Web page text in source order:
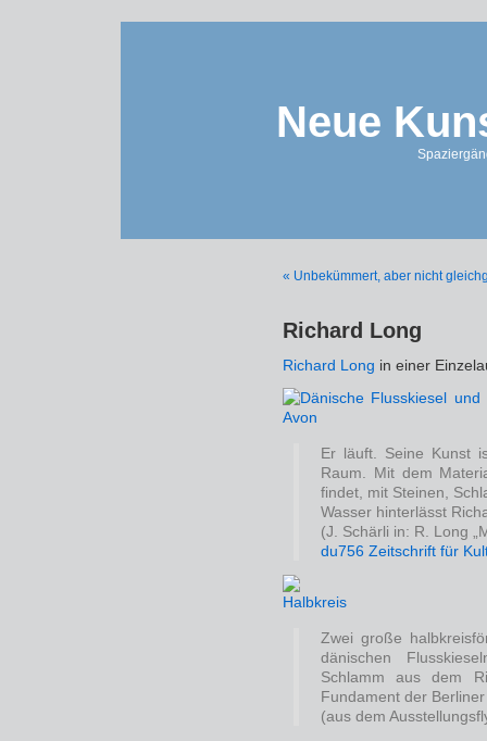
Neue
« Unbekümmert, aber nicht
Richard Long
Richard Long in einer
Er läuft. Seine Kunst
Raum. Mit dem
findet, mit Steinen,
Wasser hinterlässt
(J. Schärli in: R. Long
du756 Zeitschrift für
Zwei große
dänischen
Schlamm aus dem
Fundament der
(aus dem